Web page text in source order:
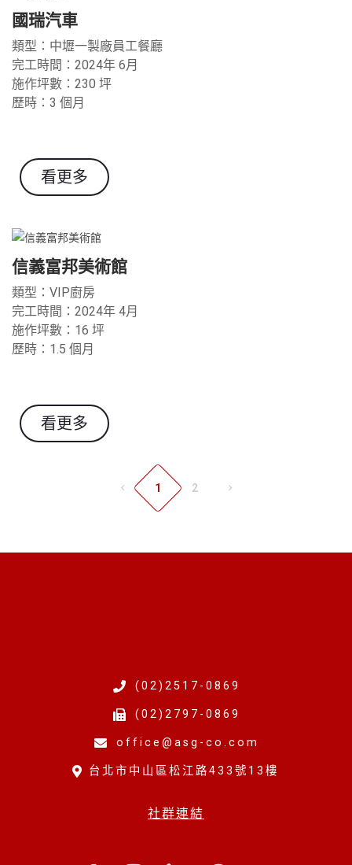
國瑞汽車
類型：中壢一製廠員工餐廳
完工時間：2024年 6月
施作坪數：230 坪
歷時：3 個月
看更多
信義富邦美術館
類型：VIP廚房
完工時間：2024年 4月
施作坪數：16 坪
歷時：1.5 個月
看更多
1 2
(02)2517-0869
(02)2797-0869
office@asg-co.com
台北市中山區松江路433號13樓
社群連結